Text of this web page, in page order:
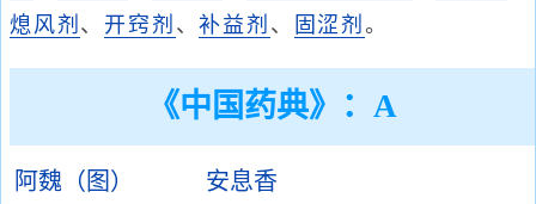
熄风剂 、 开窍剂 、补益剂 、 固涩剂。
《中国药典》：A
阿魏（图）
安息香